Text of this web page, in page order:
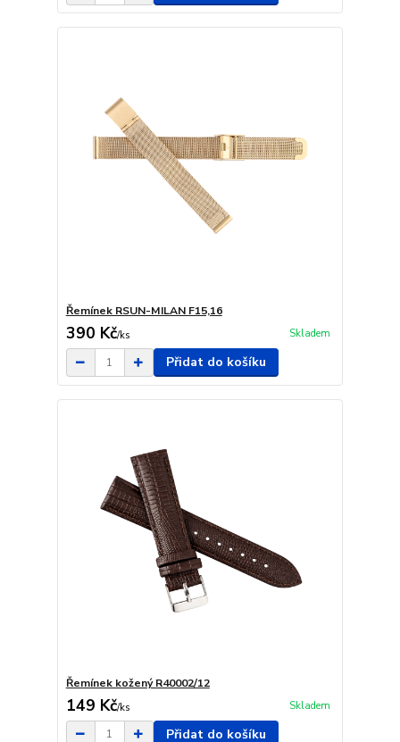
Řemínek RSUN-MILAN F15,16
390 Kč/ks Skladem
Přidat do košíku
Řemínek kožený R40002/12
149 Kč/ks Skladem
Přidat do košíku